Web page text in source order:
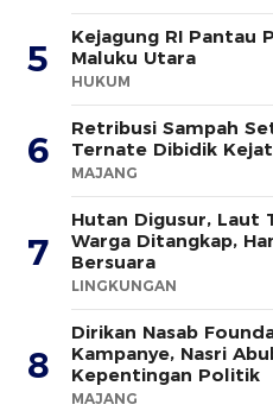
5
Kejagung RI Pantau
Maluku Utara
HUKUM
6
Retribusi Sampah
Ternate Dibidik
MAJANG
7
Hutan Digusur, Laut
Warga Ditangkap,
Bersuara
LINGKUNGAN
8
Dirikan Nasab
Kampanye, Nasri
Kepentingan Politik
MAJANG